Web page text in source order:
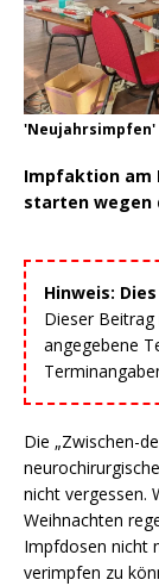
Impfaktion am
starten wegen
Hinweis:
Dieser Beitrag
angegebene
Die „Zwischen-
nicht vergessen.
Weihnachten
Impfdosen nicht
verimpfen zu